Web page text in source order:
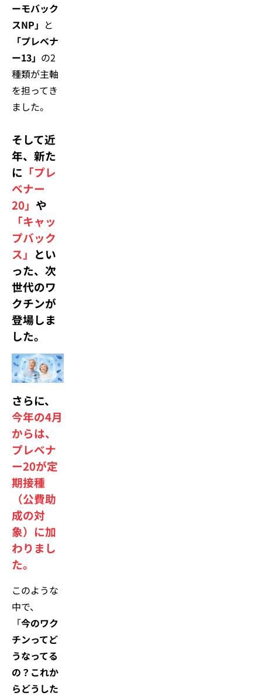
ーモバック
スNP」 と
「プレベナ
ー13」 の2
種類が主軸
を担ってき
ました。
そして近
年、新た
に 「プレ
ベナー
20」 や
「キャッ
プバック
ス」 とい
った、次
世代のワ
クチンが
登場しま
した。
さらに、
今年の4月
からは、
プレベナ
ー20が定
期接種
（公費助
成の対
象）に加
わりまし
た。
このような
中で、
「今のワク
チンってど
うなってる
の？これか
らどうした